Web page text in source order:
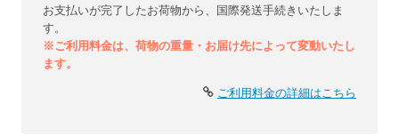
お支払いが完了したお荷物から、国際発送手続きいたしま
す。
※ご利用料金は、荷物の重量・お届け先によって変動いたし
ます。
ご利用料金の詳細はこちら